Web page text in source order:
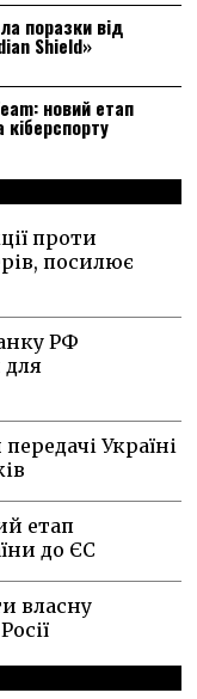
поразки від
Shield»
новий етап
кіберспорту
проти
посилює
РФ
для
Україні
етап
до ЄС
власну